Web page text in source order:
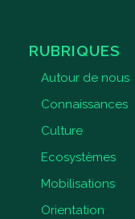
RUBRIQUES
Autour de nous
Connaissances
Culture
Ecosystèmes
Mobilisations
Orientation